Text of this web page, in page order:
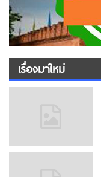
เรื่องมาใหม่